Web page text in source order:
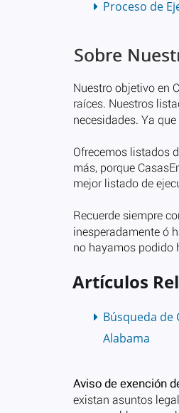
Proceso de
Artículos
Búsqueda de
Alabama